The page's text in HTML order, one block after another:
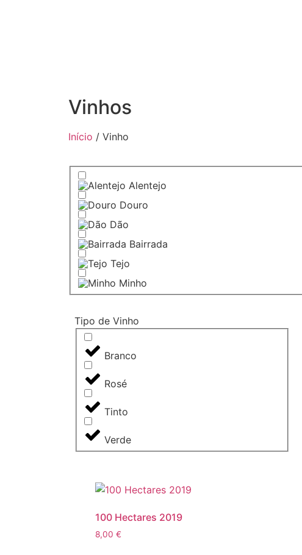
Vinhos
Início / Vinho
Alentejo
Douro
Dão
Bairrada
Tejo
Minho
Tipo de Vinho
Branco
Rosé
Tinto
Verde
100 Hectares 2019
8,00€